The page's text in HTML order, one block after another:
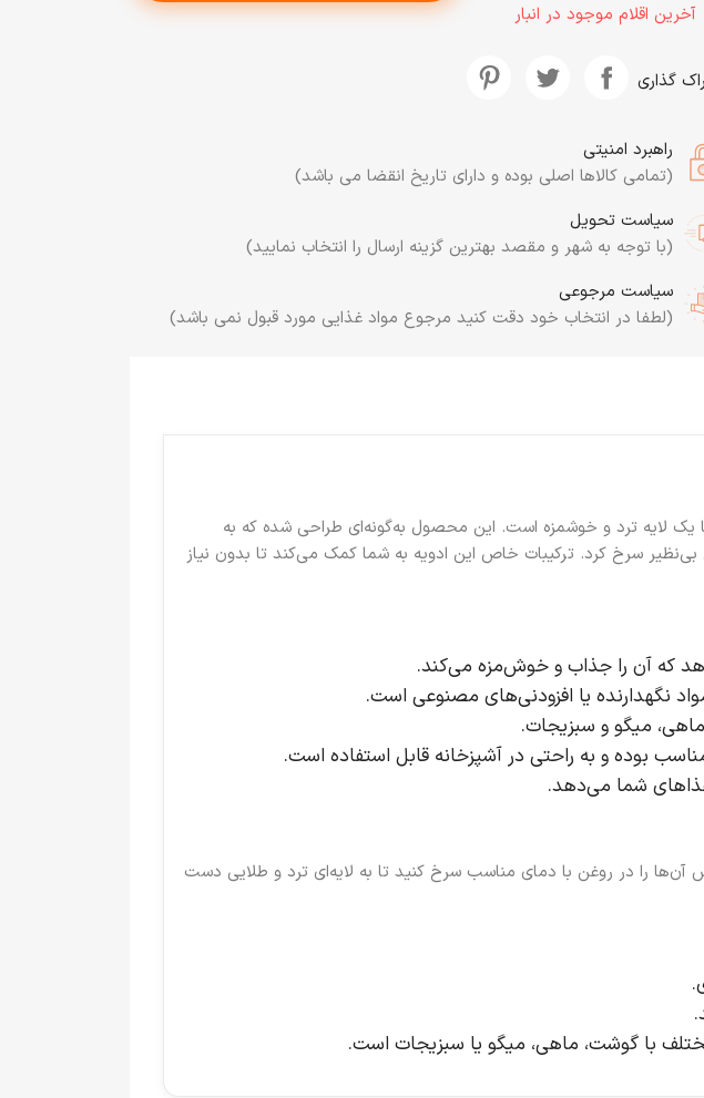
آخرین اقلام موجود در انبار
گذاری
راهبرد امنیتی
(تمامی کالاها اصلی بوده و دارای تاریخ انقضا می باشد)
سیاست تحویل
(با توجه به شهر و مقصد بهترین گزینه ارسال را انتخاب نمایید)
سیاست مرجوعی
(لطفا در انتخاب خود دقت کنید مرجوع مواد غذایی مورد قبول نمی باشد)
یک لایه ترد و خوشمزه است. این محصول به‌گونه‌ای طراحی شده که به
سرخ کرد. ترکیبات خاص این ادویه به شما کمک می‌کند تا بدون نیاز
که آن را جذاب و خوش‌مزه می‌کند.
نگهدارنده یا افزودنی‌های مصنوعی است.
میگو و سبزیجات.
شما می‌دهد.
آن‌ها را در روغن با دمای مناسب سرخ کنید تا به لایه‌ای ترد و طلایی دست
با گوشت، ماهی، میگو یا سبزیجات است.